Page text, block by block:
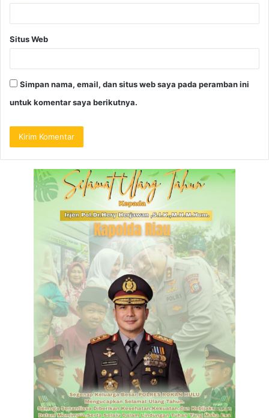
Situs Web
Simpan nama, email, dan situs web saya pada peramban ini
untuk komentar saya berikutnya.